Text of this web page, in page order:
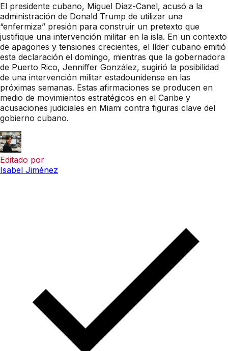
El presidente cubano, Miguel Díaz-Canel, acusó a la
administración de Donald Trump de utilizar una
“enfermiza” presión para construir un pretexto que
justifique una intervención militar en la isla. En un contexto
de apagones y tensiones crecientes, el líder cubano emitió
esta declaración el domingo, mientras que la gobernadora
de Puerto Rico, Jenniffer González, sugirió la posibilidad
de una intervención militar estadounidense en las
próximas semanas. Estas afirmaciones se producen en
medio de movimientos estratégicos en el Caribe y
acusaciones judiciales en Miami contra figuras clave del
gobierno cubano.
Editado por
Isabel Jiménez